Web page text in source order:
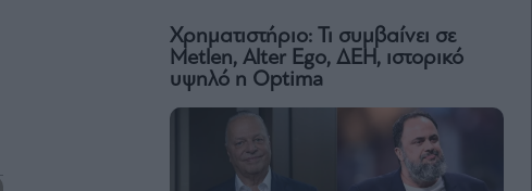
Χρηματιστήριο: Τι συμβαίνει σε
Metlen, Αlter Ego, ΔΕΗ, ιστορικό
υψηλό η Optima